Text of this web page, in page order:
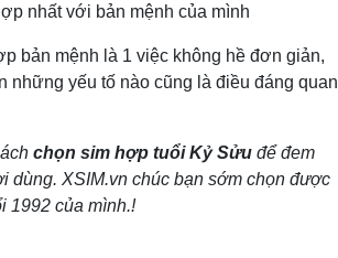
nhất với bản mệnh của mình
bản mệnh là 1 việc không hề đơn giản,
những yếu tố nào cũng là điều đáng quan
chọn sim hợp tuổi Kỷ Sửu để đem
dùng. XSIM.vn chúc bạn sớm chọn được
1992 của mình.!